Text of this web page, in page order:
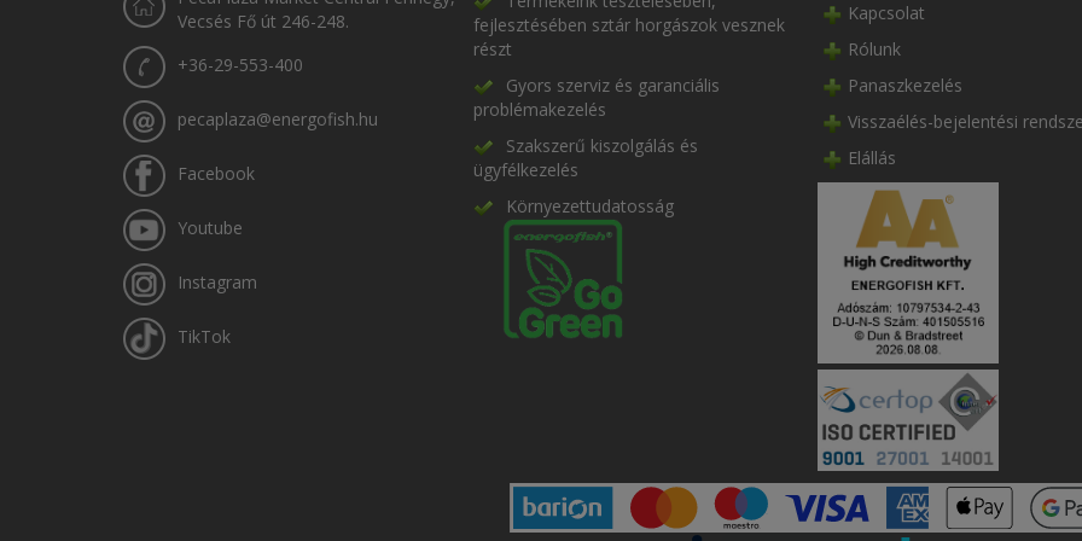
Vecsés Fő út 246-248.
+36-29-553-400
pecaplaza@energofish.hu
Facebook
Youtube
Instagram
TikTok
fejlesztésében sztár horgászok vesznek
részt
Gyors szerviz és garanciális
problémakezelés
Szakszerű kiszolgálás és
ügyfélkezelés
Környezettudatosság
Kapcsolat
Rólunk
Panaszkezelés
Visszaélés-bejelentési
Elállás